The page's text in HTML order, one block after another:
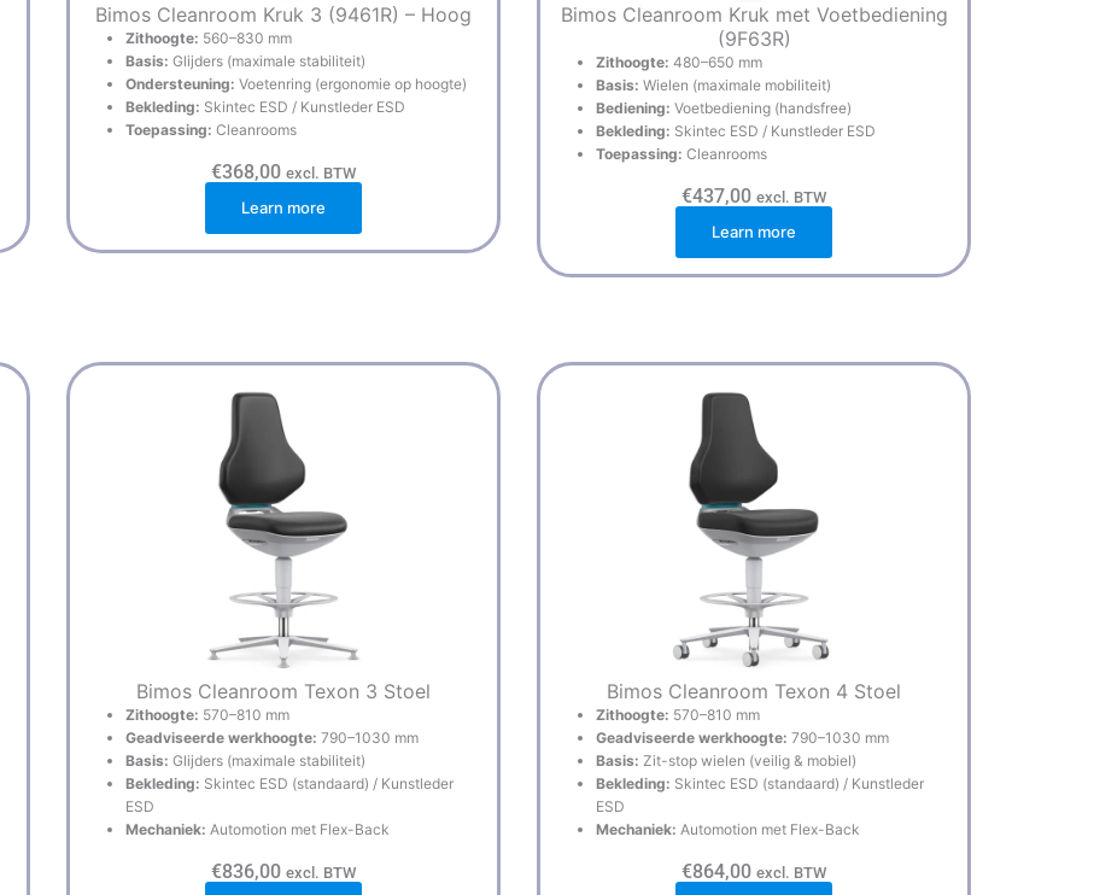
Bimos Cleanroom Kruk 3 (9461R) – Hoog
Zithoogte: 560–830 mm
Basis: Glijders (maximale stabiliteit)
Ondersteuning: Voetenring (ergonomie op hoogte)
Bekleding: Skintec ESD / Kunstleder ESD
Toepassing: Cleanrooms
€368,00 excl. BTW
Learn more
Bimos Cleanroom Kruk met Voetbediening
(9F63R)
Zithoogte: 480–650 mm
Basis: Wielen (maximale mobiliteit)
Bediening: Voetbediening (handsfree)
Bekleding: Skintec ESD / Kunstleder ESD
Toepassing: Cleanrooms
€437,00 excl. BTW
Learn more
Bimos Cleanroom Texon 3 Stoel
Zithoogte: 570–810 mm
Geadviseerde werkhoogte: 790–1030 mm
Basis: Glijders (maximale stabiliteit)
Bekleding: Skintec ESD (standaard) / Kunstleder
ESD
Mechaniek: Automotion met Flex-Back
€836,00 excl. BTW
Bimos Cleanroom Texon 4 Stoel
Zithoogte: 570–810 mm
Geadviseerde werkhoogte: 790–1030 mm
Basis: Zit-stop wielen (veilig & mobiel)
Bekleding: Skintec ESD (standaard) / Kunstleder
ESD
Mechaniek: Automotion met Flex-Back
€864,00 excl. BTW